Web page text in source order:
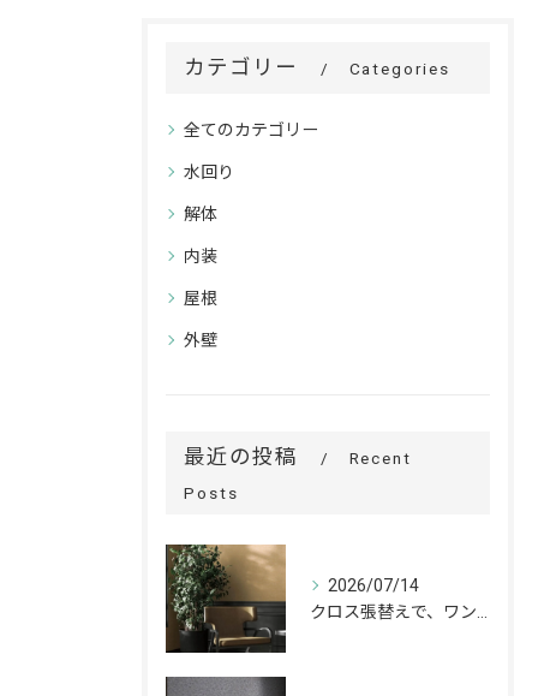
カテゴリー Categories
全てのカテゴリー
水回り
解体
内装
屋根
外壁
最近の投稿
Recent
Posts
2026/07/14
クロス張替えで、ワンランク上の空間へ。